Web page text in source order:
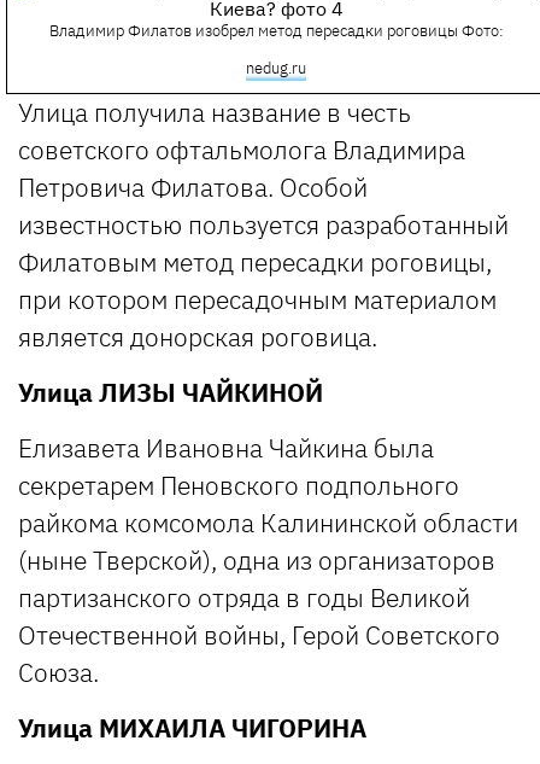
Владимир Филатов изобрел метод пересадки роговицы Фото:
nedug.ru
Улица получила название в честь
советского офтальмолога Владимира
Петровича Филатова. Особой
известностью пользуется разработанный
Филатовым метод пересадки роговицы,
при котором пересадочным материалом
является донорская роговица.
Улица ЛИЗЫ ЧАЙКИНОЙ
Елизавета Ивановна Чайкина была
секретарем Пеновского подпольного
райкома комсомола Калининской области
(ныне Тверской), одна из организаторов
партизанского отряда в годы Великой
Отечественной войны, Герой Советского
Союза.
Улица МИХАИЛА ЧИГОРИНА